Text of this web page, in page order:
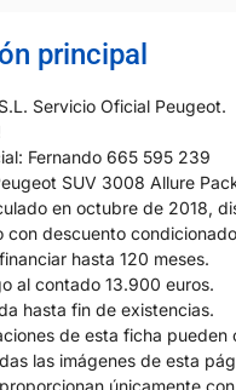
principal
Servicio Oficial Peugeot.
Fernando 665 595 239
SUV 3008 Allure
en octubre de 2018,
con descuento
hasta 120 meses.
al contado 13.900 euros.
hasta fin de existencias.
de esta ficha
las imágenes de esta
únicamente